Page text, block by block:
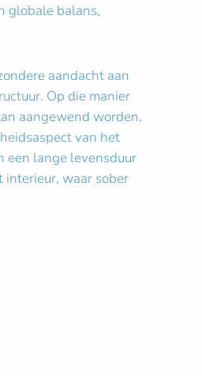
globale balans,
aandacht aan
Op die manier
aangewend worden.
van het
een lange levensduur
interieur, waar sober